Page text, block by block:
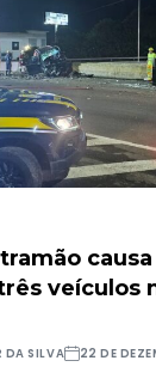
veículos
DA SILVA 22 DE